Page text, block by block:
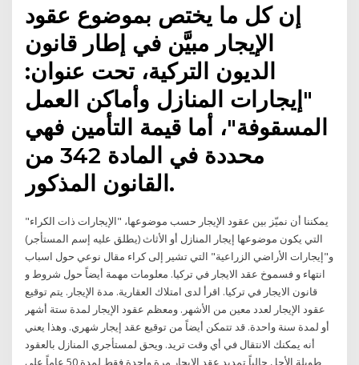
إن كل ما يختص بموضوع عقود
الإيجار مبيَّن في إطار قانون
الديون التركية، تحت عنوان:
"إيجارات المنازل وأماكن العمل
المسقوفة"، أما قيمة التأمين فهي
محددة في المادة 342 من
القانون المذكور.
يمكننا أن نميّز بين عقود الإيجار حسب موضوعها، "الإيجارات ذات الكراء"
التي يكون موضوعها إيجار المنازل أو الأثاث (يطلق عليه إسم المستأجر)
و"إيجارات الأراضي الزراعية" التي تشير إلى كراء مقال نوعي حول اسباب
انتهاء و فسموخ عقد الايجار في تركيا. معلومات مهمة أيضاً حول شروط و
قانون الايجار في تركيا. اقرأ لدى امتلاك العقارية. مدة الإيجار. يتم توقيع
عقود الإيجار لعدد معين من الأشهر. ومعظم عقود الإيجار لمدة ستة أشهر
أو لمدة سنة واحدة. قد تتمكن أيضاً من توقيع عقد إيجار شهري. وهذا يعني
أنه يمكنك الانتقال في أي وقت تريد. ويحق لمستأجري المنازل بالعقود
طويلة الأجل حالياً تمديد عقد الإيجار مرة واحدة فقط لمدة 50 عاماً على